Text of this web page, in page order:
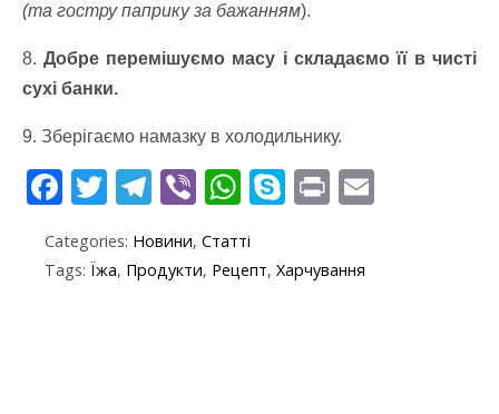
(та гостру паприку за бажанням).
8.Добре перемішуємо масу і складаємо її в чисті
сухі банки.
9. Зберігаємо намазку в холодильнику.
F
e
b
T
itt
er
T
e
gr
Vi
er
W
at
S
y
p
Pr
t
Categories: Новини, Статті
Tags: Їжа, Продукти, Рецепт, Харчування